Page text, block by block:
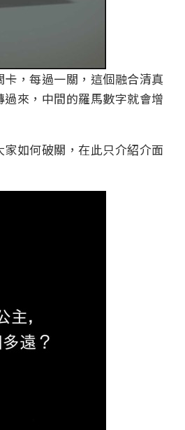
，每過一關，這個融合清真
來，中間的羅馬數字就會增
如何破關，在此只介紹介面